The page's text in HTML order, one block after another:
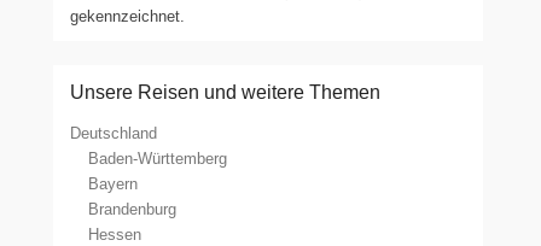
gekennzeichnet.
Unsere Reisen und weitere Themen
Deutschland
Baden-Württemberg
Bayern
Brandenburg
Hessen